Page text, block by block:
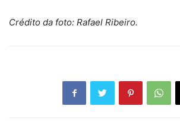
Crédito da foto: Rafael Ribeiro.